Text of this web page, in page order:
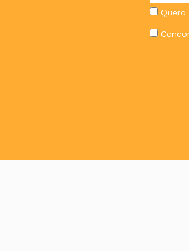
Quero